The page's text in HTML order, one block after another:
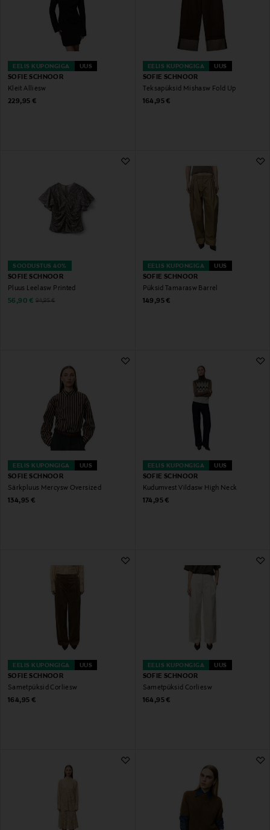
EELIS KUPONGIGA UUS
SOFIE SCHNOOR
Kleit Alliesw
Original Price
229,95 €
EELIS KUPONGIGA UUS
SOFIE SCHNOOR
Teksapüksid Mishasw Fold Up
Original Price
164,95 €
SOODUSTUS 40%
SOFIE SCHNOOR
Pluus Leelasw Printed
Discounted Price
56,90 € Original Price
94,95 €
EELIS KUPONGIGA UUS
SOFIE SCHNOOR
Püksid Tamarasw Barrel
Original Price
149,95 €
EELIS KUPONGIGA UUS
SOFIE SCHNOOR
Särkpluus Mercysw Oversized
Original Price
134,95 €
EELIS KUPONGIGA UUS
SOFIE SCHNOOR
Kudumvest Vildasw High Neck
Original Price
174,95 €
EELIS KUPONGIGA UUS
SOFIE SCHNOOR
Sametpüksid Corliesw
Original Price
164,95 €
EELIS KUPONGIGA UUS
SOFIE SCHNOOR
Sametpüksid Corliesw
Original Price
164,95 €